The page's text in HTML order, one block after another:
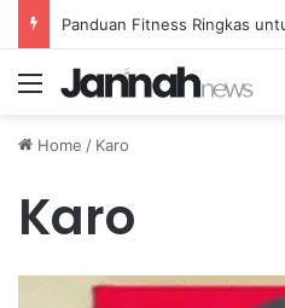
Menu
Home / Karo
Karo